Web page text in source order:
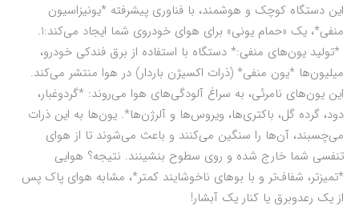
این دستگاه کوچک و هوشمند، با فناوری پیشرفته *یونیزاسیون
منفی*، یک «حمام یونی» برای هوای خودروی شما ایجاد می‌کند:1.
*تولید یون‌های منفی:* دستگاه با استفاده از برق فندکی خودرو،
میلیون‌ها *یون منفی* (ذرات اکسیژن باردار) در هوا منتشر می‌کند.
این یون‌های نامرئی، به سراغ آلودگی‌های هوا می‌روند: *گردوغبار،
دود، گرده گل، باکتری‌ها، ویروس‌ها و آلرژن‌ها*. یون‌ها به این ذرات
می‌چسبند، آن‌ها را سنگین می‌کنند و باعث می‌شوند تا از هوای
تنفسی شما خارج شده و روی سطوح بنشینند. نتیجه؟ هوایی
*تمیزتر، شفاف‌تر و با بوهای ناخوشایند کمتر*، مشابه هوای پاک پس
از یک رعدوبرق یا کنار یک آبشار!